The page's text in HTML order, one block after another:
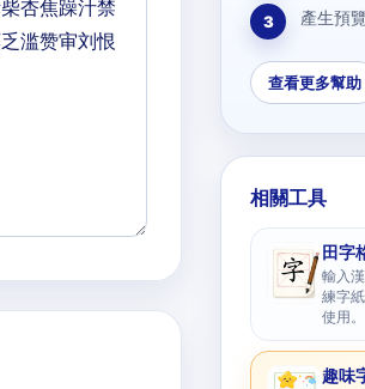
3 產生預
查看更多幫助
相關工具
田字
輸入
練字
使用。
趣味